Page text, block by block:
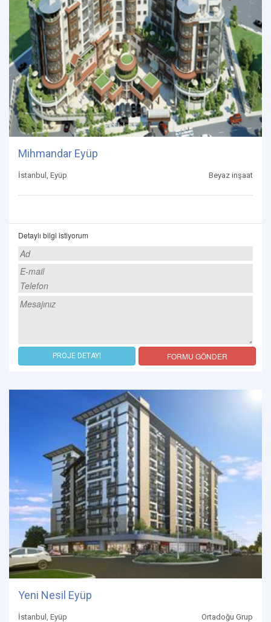
Mihmandar Eyüp
İstanbul, Eyüp Beyaz inşaat
Detaylı bilgi istiyorum
PROJE DETAYI FORMU GÖNDER
Yeni Nesil Eyüp
İstanbul, Eyüp Ortadoğu Grup